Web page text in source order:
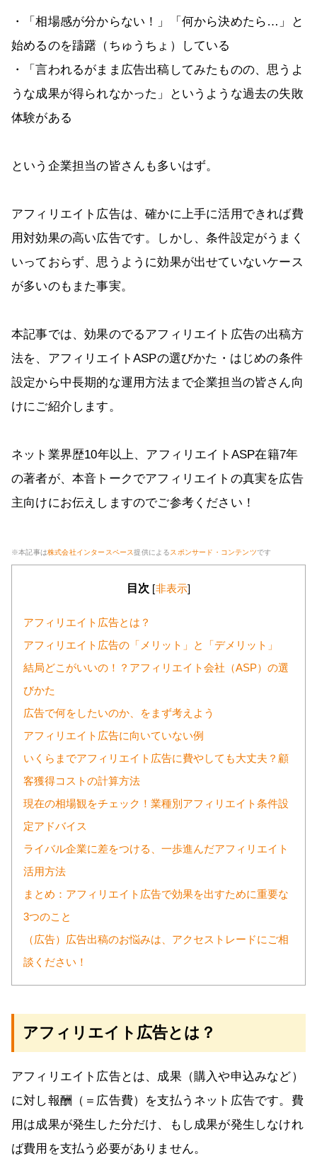
・「相場感が分からない！」「何から決めたら…」と
始めるのを躊躇（ちゅうちょ）している
・「言われるがまま広告出稿してみたものの、思うよ
うな成果が得られなかった」というような過去の失敗
体験がある
という企業担当の皆さんも多いはず。
アフィリエイト広告は、確かに上手に活用できれば費
用対効果の高い広告です。しかし、条件設定がうまく
いっておらず、思うように効果が出せていないケース
が多いのもまた事実。
本記事では、効果のでるアフィリエイト広告の出稿方
法を、アフィリエイトASPの選びかた・はじめの条件
設定から中長期的な運用方法まで企業担当の皆さん向
けにご紹介します。
ネット業界歴10年以上、アフィリエイトASP在籍7年
の著者が、本音トークでアフィリエイトの真実を広告
主向けにお伝えしますのでご参考ください！
※本記事は株式会社インタースペース提供によるスポンサード・コンテンツです
目次 [非表示]
アフィリエイト広告とは？
アフィリエイト広告の「メリット」と「デメリット」
結局どこがいいの！？アフィリエイト会社（ASP）の選
びかた
広告で何をしたいのか、をまず考えよう
アフィリエイト広告に向いていない例
いくらまでアフィリエイト広告に費やしても大丈夫？顧
客獲得コストの計算方法
現在の相場観をチェック！業種別アフィリエイト条件設
定アドバイス
ライバル企業に差をつける、一歩進んだアフィリエイト
活用方法
まとめ：アフィリエイト広告で効果を出すために重要な
3つのこと
（広告）広告出稿のお悩みは、アクセストレードにご相
談ください！
アフィリエイト広告とは？
アフィリエイト広告とは、成果（購入や申込みなど）
に対し報酬（＝広告費）を支払うネット広告です。費
用は成果が発生した分だけ、もし成果が発生しなけれ
ば費用を支払う必要がありません。